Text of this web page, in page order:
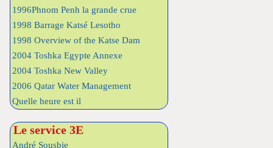
1996Phnom Penh la grande crue
1998 Barrage Katsé Lesotho
1998 Overview of the Katse Dam
2004 Toshka Egypte Annexe
2004 Toshka New Valley
2006 Qatar Water Management
Quelle heure est il
Le service 3E
André Sousbie